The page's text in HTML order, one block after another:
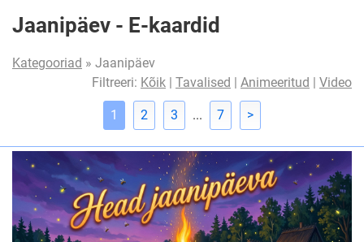
Jaanipäev - E-kaardid
Kategooriad » Jaanipäev
Filtreeri: Kõik | Tavalised | Animeeritud | Video
1 2 3 ... 7 >